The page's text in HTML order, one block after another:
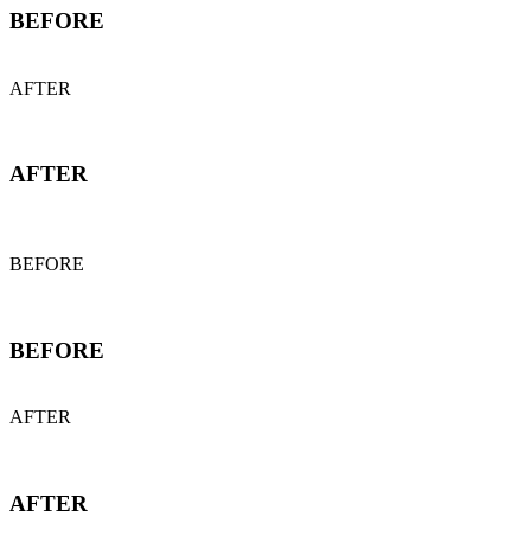
BEFORE
AFTER
AFTER
BEFORE
BEFORE
AFTER
AFTER